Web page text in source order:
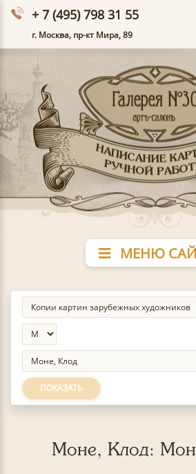
+ 7 (495) 798 31 55
г. Москва, пр-кт Мира, 89
МЕНЮ
ПОКАЗАТЬ
Моне, Клод: